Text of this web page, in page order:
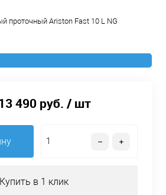
проточный Ariston Fast 10 L NG
13 490 руб. / шт
Купить в 1 клик